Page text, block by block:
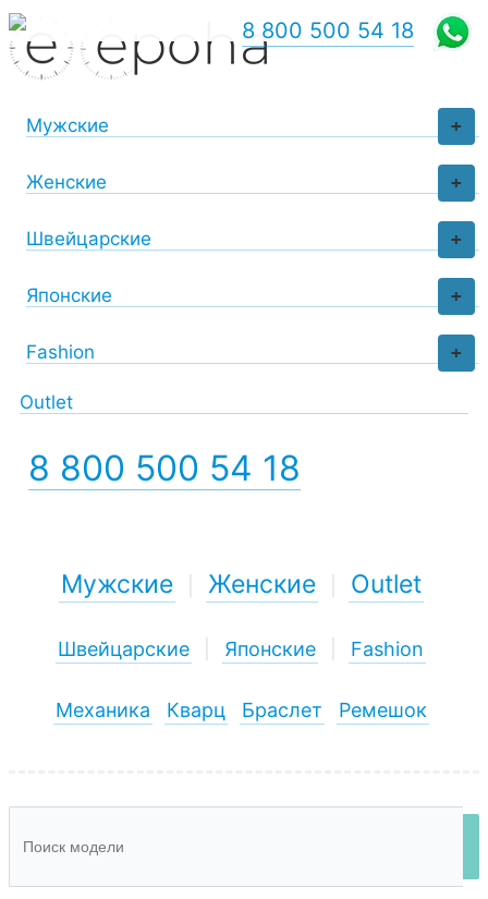
+
Мужские
+
Женские
+
Швейцарские
+
Японские
+
Fashion
Outlet
8 800 500 54 18
8 800 500 54 18
Мужские Женские Outlet
Швейцарские Японские Fashion
Механика Кварц Браслет Ремешок